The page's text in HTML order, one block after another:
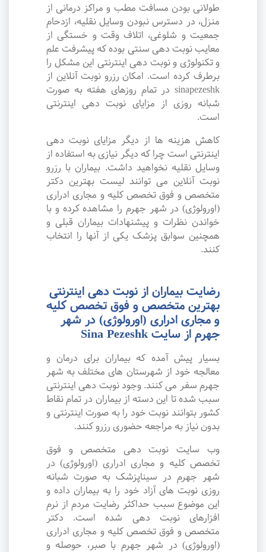
طولانی بودن مسافت مطب و مراکز درمانی از
منزل، در دسترس نبودن وسایل نقلیه، ازدحام
جمعیت و شلوغی، اتلاف وقت و خستگی از
معایب نوبت دهی سنتی بوده که پیشرفت علم
و تکنولوژی و نوبت دهی اینترنتی این مشکل را
برطرف کرده است. امکان رزرو نوبت آنلاین از
sinapezeshk در تمام روزهای هفته به صورت
شبانه روزی از مزایای نوبت دهی اینترنتی
است.
کاهش هزینه ها از دیگر مزایای نوبت دهی
اینترنتی است چرا که دیگر نیازی به استفاده از
وسایل نقلیه نخواهید داشت. بیماران با رزرو
نوبت آنلاین می توانند لیست بهترین دکتر
متخصص و فوق تخصص کلیه و مجاری ادراری
(اورولوژی) در شهر جهرم را مشاهده کرده و با
خواندن نظرات و پیشنهادات بیماران قبلی و
همچنین سوابق پزشک یکی از آنها را انتخاب
کنند.
رضایت بیماران از نوبت دهی اینترنتی
بهترین متخصص و فوق تخصص کلیه
و مجاری ادراری (اورولوژی) در شهر
جهرم از سایت Sina Pezeshk
بسیار پیش آمده که بیماران برای درمان و
معالجه خود از شهرستان های مختلف به شهر
جهرم سفر می کنند. وجود نوبت دهی اینترنتی
سبب شده تا این دسته از بیماران در تمام نقاط
کشور بتوانند نوبت خود را به صورت اینترنتی و
بدون نیاز به مراجعه حضوری رزرو کنند.
وب سایت نوبت دهی متخصص و فوق
تخصص کلیه و مجاری ادراری (اورولوژی) در
شهر جهرم در سیناپزشک به صورت شبانه
روزی نوبت های آزاد خود را به بیماران داده و
این موضوع سبب حداکثر رضایت مردم از نرم
افزارهای نوبت دهی شده است. دکتر
متخصص و فوق تخصص کلیه و مجاری ادراری
(اورولوژی) در شهر جهرم با صبر، حوصله و